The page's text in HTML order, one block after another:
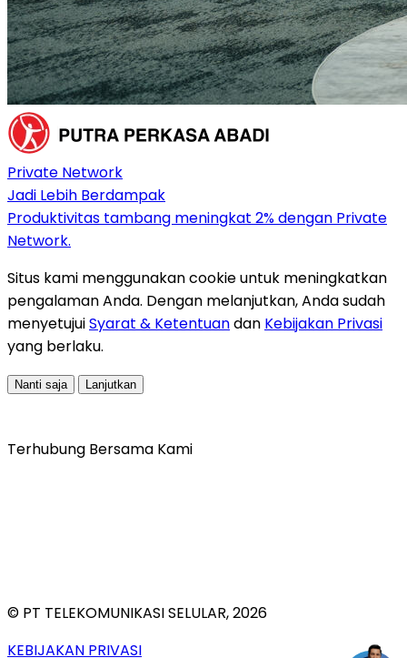
Private Network
Jadi Lebih Berdampak
Produktivitas tambang meningkat 2% dengan Private
Network.
Situs kami menggunakan cookie untuk meningkatkan
pengalaman Anda. Dengan melanjutkan, Anda sudah
menyetujuiSyarat & Ketentuandan Kebijakan Privasi
yang berlaku.
Nanti saja Lanjutkan
Terhubung Bersama Kami
© PT TELEKOMUNIKASI SELULAR, 2026
KEBIJAKAN PRIVASI